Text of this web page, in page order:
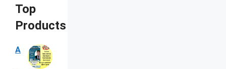
Top
Products
A